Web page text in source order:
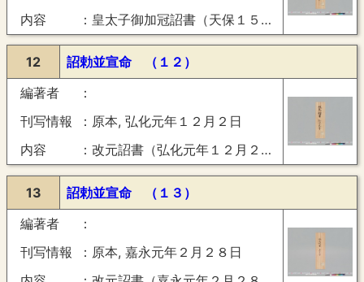
内容 皇太子御加冠詔書（天保１５年３月２７日）
12
詔勅並宣命 （１２）
編著者
刊写情報
原本, 弘化元年１２月２日
内容
改元詔書（弘化元年１２月２日）
13
詔勅並宣命 （１３）
編著者
刊写情報
原本, 嘉永元年２月２８日